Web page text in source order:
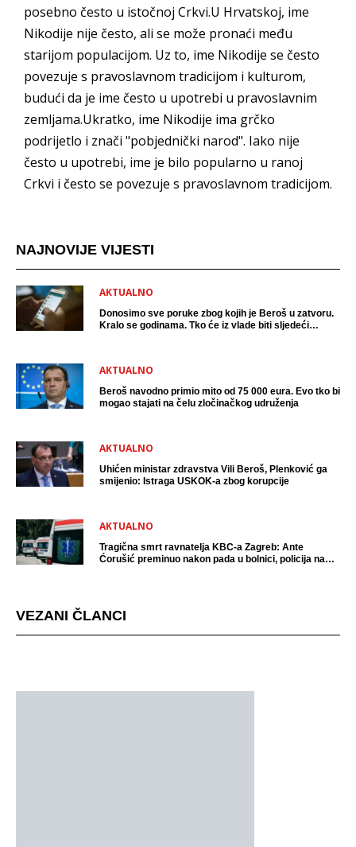
posebno često u istočnoj Crkvi.U Hrvatskoj, ime
Nikodije nije često, ali se može pronaći među
starijom populacijom. Uz to, ime Nikodije se često
povezuje s pravoslavnom tradicijom i kulturom,
budući da je ime često u upotrebi u pravoslavnim
zemljama.Ukratko, ime Nikodije ima grčko
podrijetlo i znači "pobjednički narod". Iako nije
često u upotrebi, ime je bilo popularno u ranoj
Crkvi i često se povezuje s pravoslavnom tradicijom.
NAJNOVIJE VIJESTI
AKTUALNO
Donosimo sve poruke zbog kojih je Beroš u zatvoru.
Kralo se godinama. Tko će iz vlade biti sljedeći
AKTUALNO
Beroš navodno primio mito od 75 000 eura. Evo tko bi
mogao stajati na čelu zločinačkog udruženja
AKTUALNO
Uhićen ministar zdravstva Vili Beroš, Plenković ga
smijenio: Istraga USKOK-a zbog korupcije
AKTUALNO
Tragična smrt ravnatelja KBC-a Zagreb: Ante
Ćorušić preminuo nakon pada u bolnici, policija na
VEZANI ČLANCI